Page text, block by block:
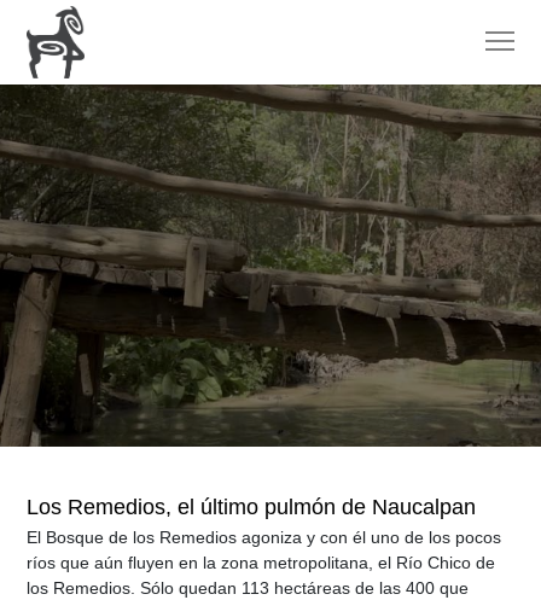
Los Remedios, el último pulmón de Naucalpan
El Bosque de los Remedios agoniza y con él uno de los pocos
ríos que aún fluyen en la zona metropolitana, el Río Chico de
los Remedios. Sólo quedan 113 hectáreas de las 400 que